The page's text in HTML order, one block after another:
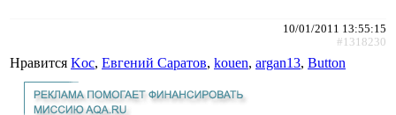
10/01/2011 13:55:15
#1318230
Нравится Koc, Евгений Саратов, kouen, argan13, Button